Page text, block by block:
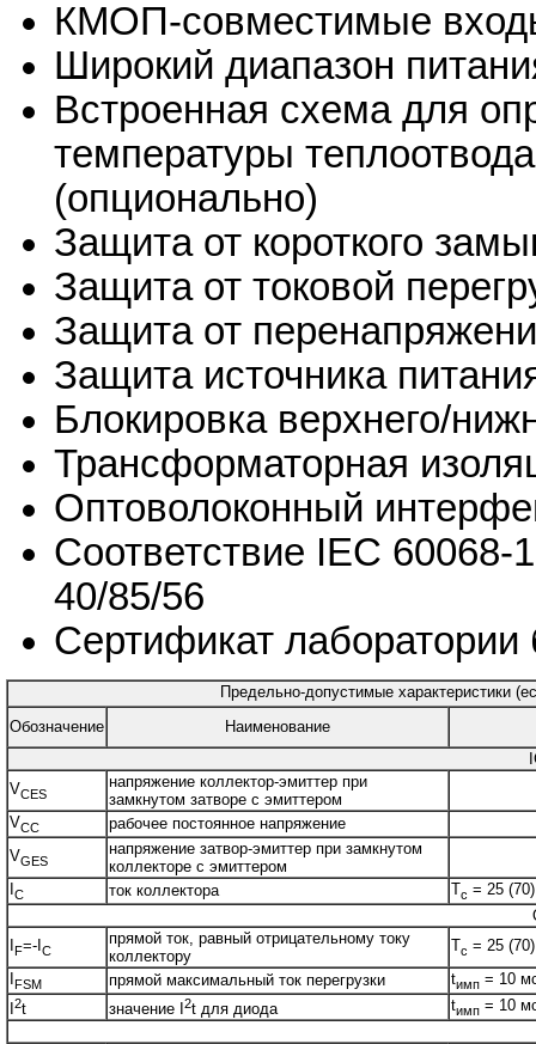
КМОП-совместимые
Широкий диапазон
Встроенная схема для
температуры
(опционально)
Защита от короткого
Защита от токовой
Защита от
Защита источника
Блокировка верхнего/
Трансформаторная
Оптоволоконный
Соответствие IEC 60068-
40/85/56
Сертификат лаборатории
Предельно-допустимые характеристики
Обозначение
Наименование
VCES
напряжение коллектор-эмиттер при
замкнутом затворе с эмиттером
VCC
рабочее постоянное напряжение
VGES
напряжение затвор-эмиттер при замкнутом
коллекторе с эмиттером
C ток коллектора Tc = 25 (70)
F=-I C
прямой ток, равный отрицательному току
коллектору
Tc = 25 (70)
FSM прямой максимальный ток перегрузки tимп = 10
2t значение I 2t для диода tимп = 10